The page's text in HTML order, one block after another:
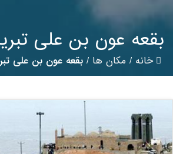
بقعه عون بن علی تبریز
خانه/ مکان ها/ بقعه عون بن علی تبریز